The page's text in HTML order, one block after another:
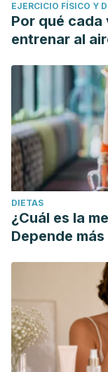
EJERCICIO FÍSICO Y
Por qué
entrenar al
DIETAS
¿Cuál es la
Depende